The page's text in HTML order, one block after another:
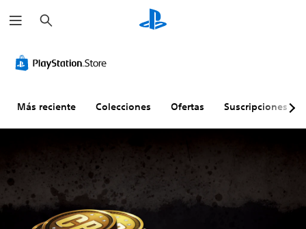
u
s
r
Más reciente Colecciones Ofertas Suscripciones